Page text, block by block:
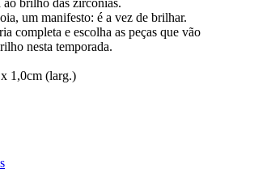
um manifesto: é a vez de brilhar.
completa e escolha as peças que vão
nesta temporada.
1,0cm (larg.)